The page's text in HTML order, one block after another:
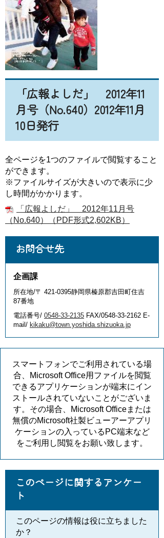
「広報よしだ」 2012年11
月号（No.640）2012年11月
10日発行
全ページを1つのファイルで閲覧すること
ができます。
※ファイルサイズが大きいので表示に少
し時間がかかります。
「広報よしだ」 2012年11月号
（No.640）（PDF形式2,602KB）
お問合せ先
企画課
所在地/〒 421-0395静岡県榛原郡吉田町住吉
87番地
電話番号/ 0548-33-2135 FAX/0548-33-2162 E-
mail/ kikaku@town.yoshida.shizuoka.jp
スマートフォンでご利用されている場
合、Microsoft Office用ファイルを閲覧
できるアプリケーションが端末にイン
ストールされていないことがございま
す。その場合、Microsoft Officeまたは
無償のMicrosoft社製ビューアーアプリ
ケーションの入っているPC端末など
をご利用し閲覧をお願い致します。
このページに関するアンケー
ト
このページの情報は役に立ちました
か？